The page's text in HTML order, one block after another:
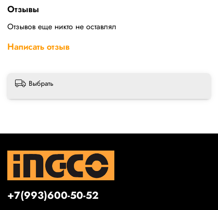
Отзывы
Отзывов еще никто не оставлял
Написать отзыв
Выбрать
+7(993)600-50-52